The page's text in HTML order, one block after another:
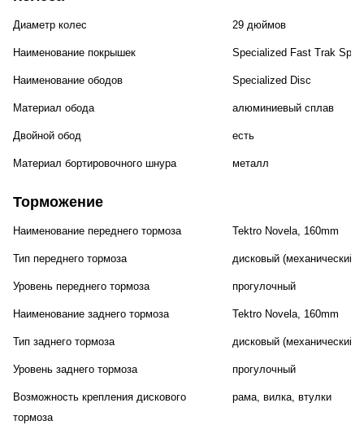
Диаметр колес 29 дюймов
Наименование покрышек Specialized Fast Trak
Наименование ободов Specialized Disc
Материал обода алюминиевый сплав
Двойной обод есть
Материал бортировочного шнура металл
Торможение
Наименование переднего тормоза Tektro Novela, 160mm
Тип переднего тормоза дисковый (механический)
Уровень переднего тормоза прогулочный
Наименование заднего тормоза Tektro Novela, 160mm
Тип заднего тормоза дисковый (механический)
Уровень заднего тормоза прогулочный
Возможность крепления дискового
тормоза
рама, вилка, втулки